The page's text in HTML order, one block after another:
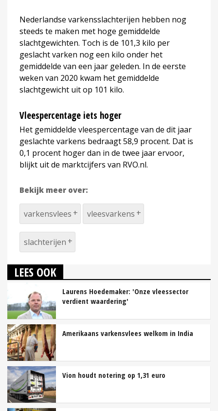
Nederlandse varkensslachterijen hebben nog
steeds te maken met hoge gemiddelde
slachtgewichten. Toch is de 101,3 kilo per
geslacht varken nog een kilo onder het
gemiddelde van een jaar geleden. In de eerste
weken van 2020 kwam het gemiddelde
slachtgewicht uit op 101 kilo.
Vleespercentage iets hoger
Het gemiddelde vleespercentage van de dit jaar
geslachte varkens bedraagt 58,9 procent. Dat is
0,1 procent hoger dan in de twee jaar ervoor,
blijkt uit de marktcijfers van RVO.nl.
Bekijk meer over:
varkensvlees vleesvarkens
slachterijen
LEES OOK
Laurens Hoedemaker: 'Onze vleessector
verdient waardering'
Amerikaans varkensvlees welkom in India
Vion houdt notering op 1,31 euro